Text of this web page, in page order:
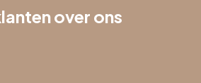
over ons